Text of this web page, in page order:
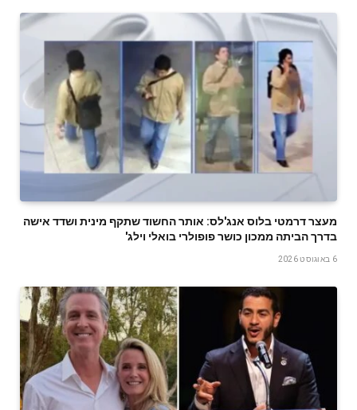
מעצר דרמטי בלוס אנג'לס: אותר החשוד שתקף מינית ושדד אישה
בדרך הביתה ממכון כושר פופולרי בואלי וילג'
6 באוגוסט 2026